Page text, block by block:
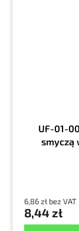
UF-01-
smyczą
6,86 zł bez VAT
8,44 zł